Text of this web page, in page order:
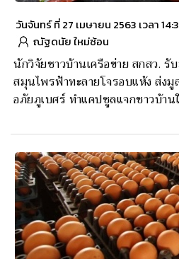
วันจันทร์ ที่ 27 เมษายน 2563 เวลา
ณัฐดนัย ใหม่ซ้อน
นักวิจัยชาวบ้านเครือข่าย สกสว.
สมุนไพรฟ้าทะลายโจรอบแห้ง ส่งมู
อภัยภูเบศร์ ทำแคปซูลแจกชาวบ้า